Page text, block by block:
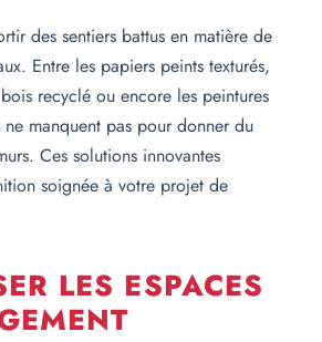
des sentiers battus en matière de
Entre les papiers peints texturés,
recyclé ou encore les peintures
manquent pas pour donner du
Ces solutions innovantes
soignée à votre projet de
LES ESPACES